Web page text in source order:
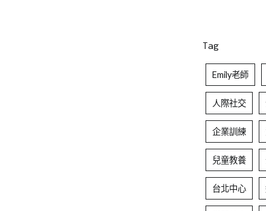
Tag
Emily老師
人際社交
企業訓練
兒童教養
台北中心